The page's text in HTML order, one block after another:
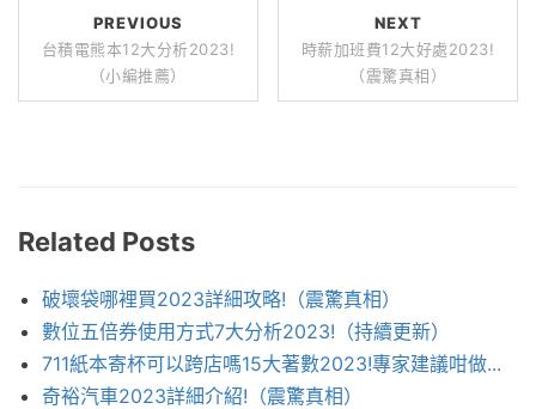
PREVIOUS
台積電熊本12大分析2023!
（小編推薦）
NEXT
時薪加班費12大好處2023!
（震驚真相）
Related Posts
破壞袋哪裡買2023詳細攻略!（震驚真相）
數位五倍券使用方式7大分析2023!（持續更新）
711紙本寄杯可以跨店嗎15大著數2023!專家建議咁做...
奇裕汽車2023詳細介紹!（震驚真相）